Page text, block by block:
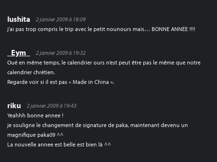
lushita
2 janvier 2009 à 18:09
j’ai pas trop compris le trip avec le petit nounours mais… BONNE ANNÉE !!!!
_Eym_
2 janvier 2009 à 19:32
Oué en même temps, le calendrier ours n’est peut être pas le même que notre
calendrier chrétien.
Regarde voir si il est pas « Made in China ».
riku
2 janvier 2009 à 19:43
Yeahhh bonne annee !
je souligne le changement de signature de paka, maintenant devenu un
magnifique paka09 ^^
La nouvelle annee est belle est bien là ^^